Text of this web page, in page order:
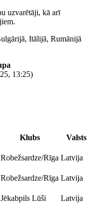
uzvarētāji, kā arī
Itālijā, Rumānijā
13:25)
Klubs Valsts
Robežsardze/Rīga Latvija
Robežsardze/Rīga Latvija
Jēkabpils Lūši Latvija